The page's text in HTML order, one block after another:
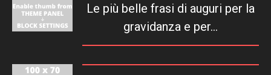
Le più belle frasi di auguri per la
gravidanza e per...